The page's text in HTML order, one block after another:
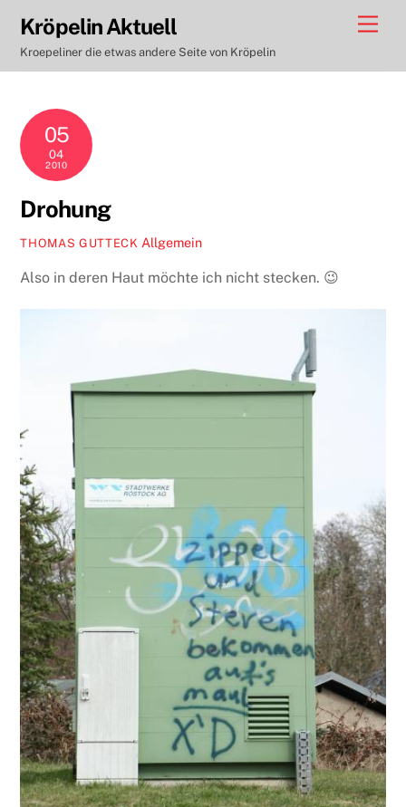
content
Kröpelin Aktuell
Kroepeliner die etwas andere Seite von Kröpelin
05
04
2010
Drohung
THOMAS GUTTECK Allgemein
Also in deren Haut möchte ich nicht stecken. 😉